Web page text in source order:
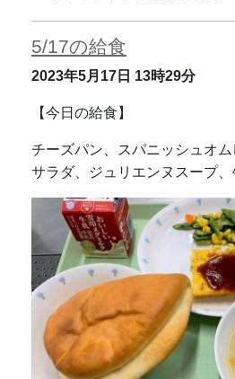
5/17の給食
2023年5月17日 13時29分
【今日の給食】
チーズパン、スパニッシュオ
サラダ、ジュリエンヌスープ